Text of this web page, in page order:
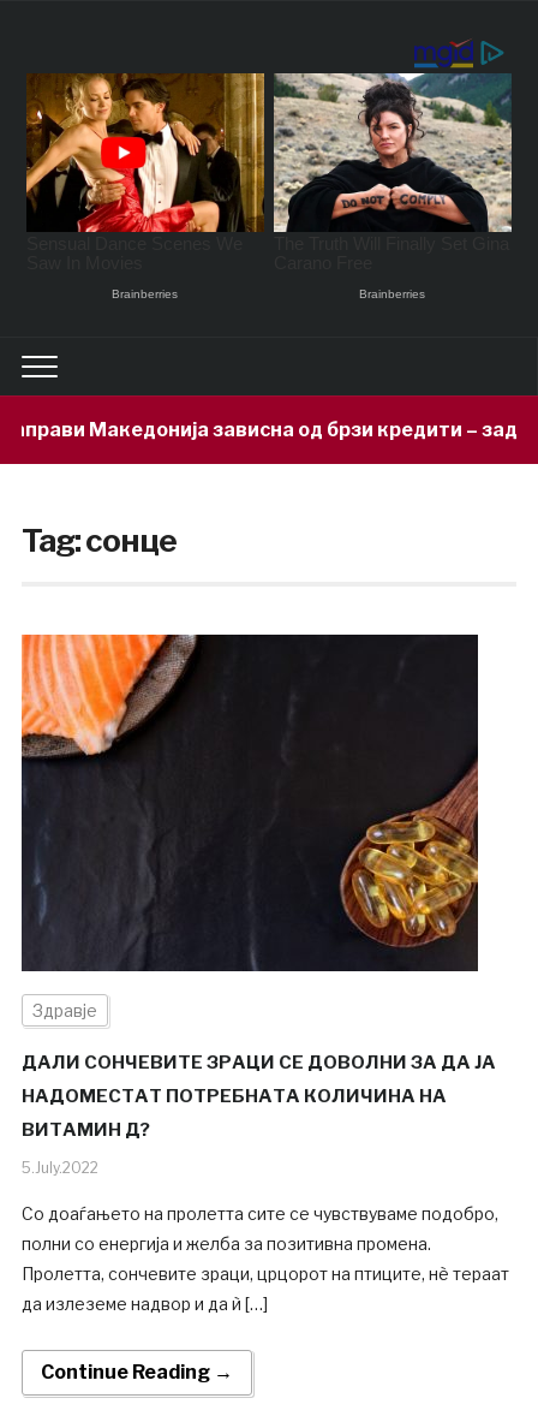
Македонија зависна од брзи кредити – задолжени
Tag:сонце
Здравје
ДАЛИ СОНЧЕВИТЕ ЗРАЦИ СЕ ДОВОЛНИ ЗА ДА ЈА
НАДОМЕСТАТ ПОТРЕБНАТА КОЛИЧИНА НА
ВИТАМИН Д?
5.July.2022
Со доаѓањето на пролетта сите се чувствуваме подобро,
полни со енергија и желба за позитивна промена.
Пролетта, сончевите зраци, црцорот на птиците, нè тераат
да излеземе надвор и да ѝ […]
Continue Reading →